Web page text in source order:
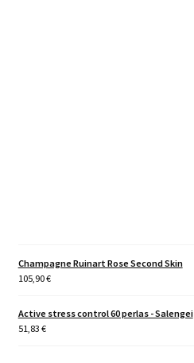
Champagne Ruinart Rose Second Skin
105,90€
Active stress control 60 perlas - Salengei
51,83 €